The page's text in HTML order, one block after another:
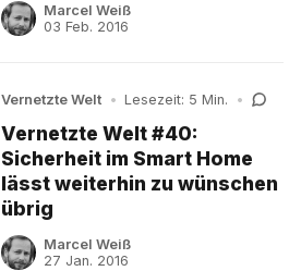
Marcel Weiß
03 Feb. 2016
Vernetzte Welt • Lesezeit: 5 Min. •
Vernetzte Welt #40:
Sicherheit im Smart Home
lässt weiterhin zu wünschen
übrig
Marcel Weiß
27 Jan. 2016